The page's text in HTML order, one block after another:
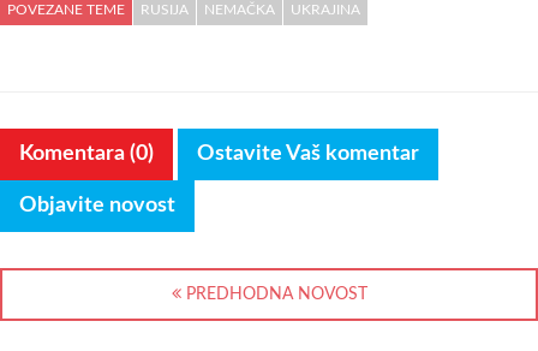
POVEZANE TEME RUSIJA NEMAČKA UKRAJINA
Komentara (0) Ostavite Vaš komentar
Objavite novost
PREDHODNA NOVOST